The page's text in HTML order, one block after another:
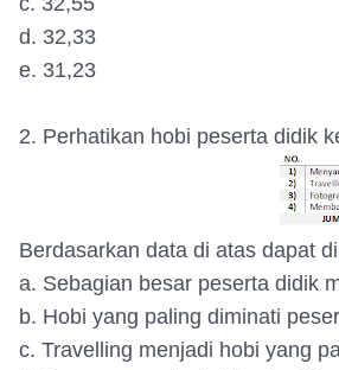
d. 32,33
e. 31,23
2. Perhatikan hobi peserta didik
Berdasarkan data di atas dapat
a. Sebagian besar peserta didik
b. Hobi yang paling diminati
c. Travelling menjadi hobi yang